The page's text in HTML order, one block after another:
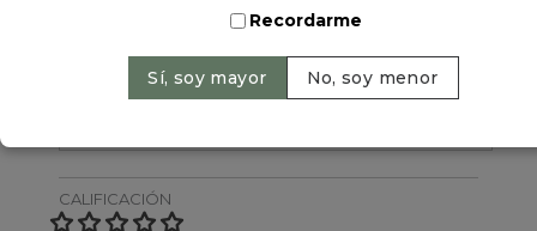
CALIFICACIÓN
Recordarme